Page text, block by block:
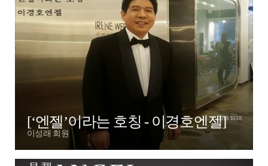
[‘엔젤’이라는 호칭 - 이경호엔젤]
이성래 회원
2019.10.18